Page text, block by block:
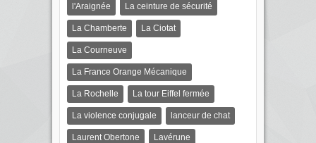
l'Araignée La ceinture de sécurité
La Chamberte La Ciotat
La Courneuve
La France Orange Mécanique
La Rochelle La tour Eiffel fermée
La violence conjugale lanceur de chat
Laurent Obertone Lavérune